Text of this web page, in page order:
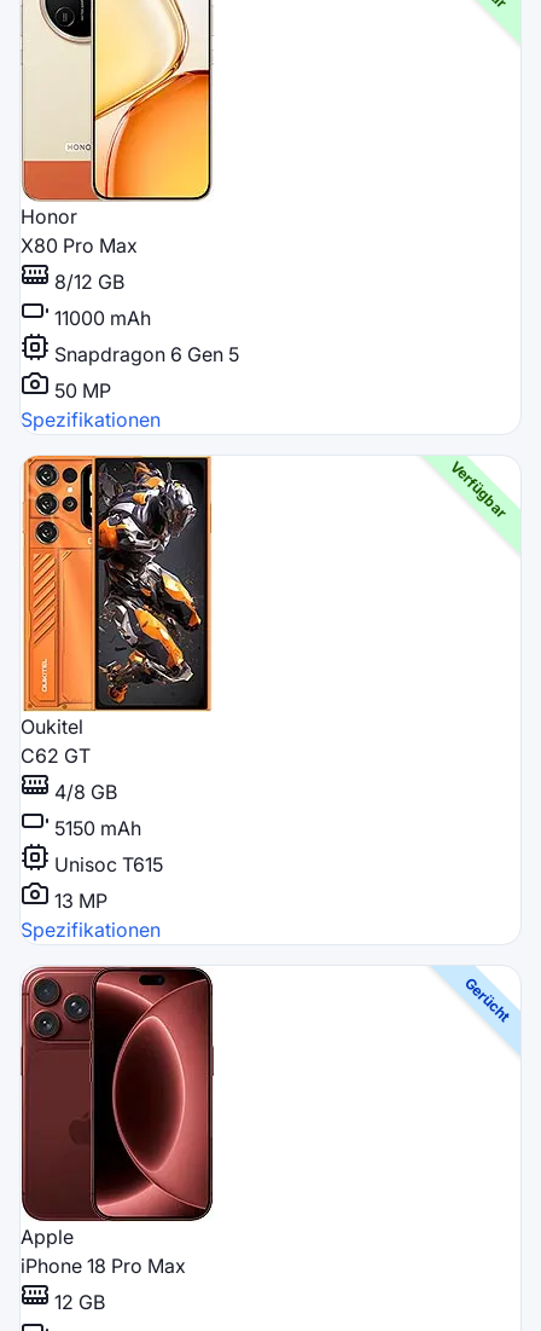
Honor
X80 Pro Max
8/12 GB
11000 mAh
Snapdragon 6 Gen 5
50 MP
Spezifikationen
Oukitel
C62 GT
4/8 GB
5150 mAh
Unisoc T615
13 MP
Spezifikationen
Apple
iPhone 18 Pro Max
12 GB